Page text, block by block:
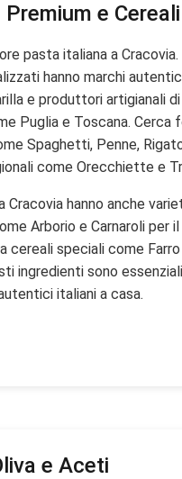
e Cereali
pasta italiana a Cracovia.
hanno marchi
e produttori artigianali
Puglia e Toscana. Cerca
Spaghetti, Penne,
come Orecchiette e
Cracovia hanno anche
Arborio e Carnaroli per il
cereali speciali come Farro
ingredienti sono
italiani a casa.
e Aceti